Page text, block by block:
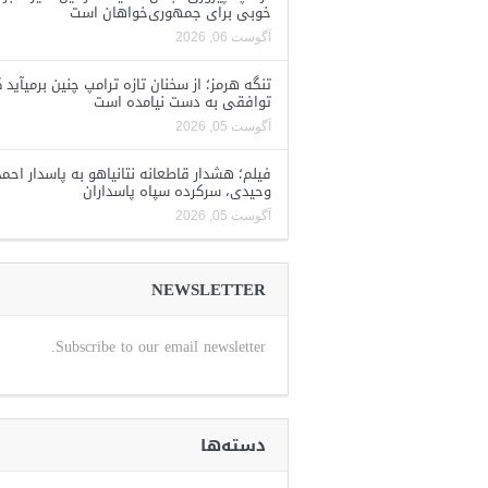
خوبی برای جمهوری‌خواهان است
آگوست 06, 2026
تنگه هرمز؛ از سخنان تازه ترامپ چنین
توافقی به دست نیامده است
آگوست 05, 2026
فیلم؛ هشدار قاطعانه نتانیاهو به پاسدار
وحیدی، سرکرده سپاه پاسداران
آگوست 05, 2026
NEWSLETTER
Subscribe to our email newsletter.
دسته‌ها